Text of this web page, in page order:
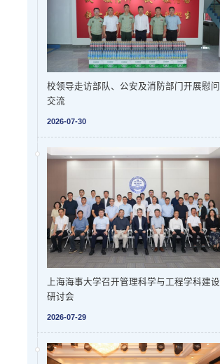
校领导走访部队、公安及消防部门开展慰问
交流
2026-07-30
上海海事大学召开管理科学与工程学科建设
研讨会
2026-07-29